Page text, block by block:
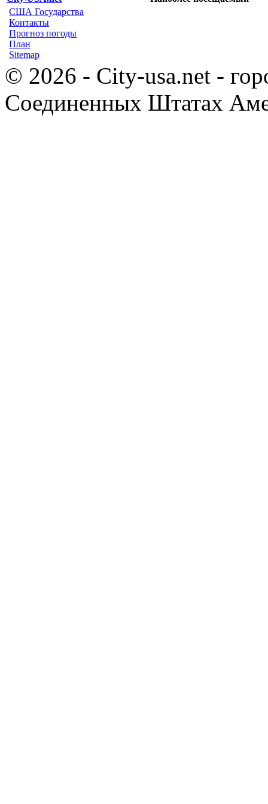
США Государства
Контакты
Прогноз погоды
План
Sitemap
© 2026 - City-usa.net -
Соединенных Штатах